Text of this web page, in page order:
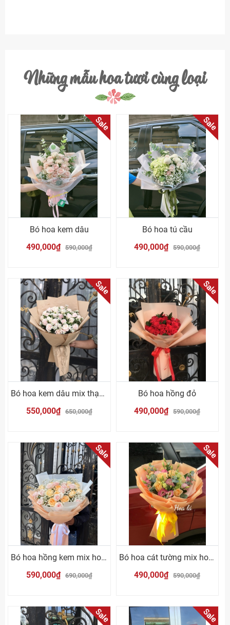
Những mẫu hoa tươi cùng loại
Sale
Bó hoa kem dâu
490,000₫ 590,000₫
Sale
Bó hoa tú cầu
490,000₫ 590,000₫
Sale
Bó hoa kem dâu mix thạch thảo
550,000₫ 650,000₫
Sale
Bó hoa hồng đỏ
490,000₫ 590,000₫
Sale
Bó hoa hồng kem mix hoa hồng cam
590,000₫ 690,000₫
Sale
Bó hoa cát tường mix hoa hồng cam
490,000₫ 590,000₫
Sale Sale